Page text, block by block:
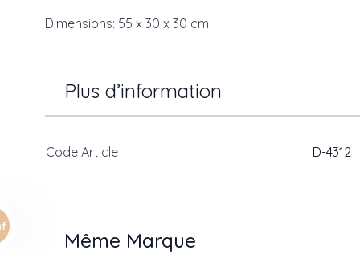
Dimensions: 55 x 30 x 30 cm
Plus d’information
Code Article D-4312
Même Marque